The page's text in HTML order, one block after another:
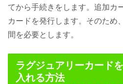
てから手続きをします。追加カ
カードを発行します。そのため
間を必要とします。
ラグジュアリーカード
入れる方法